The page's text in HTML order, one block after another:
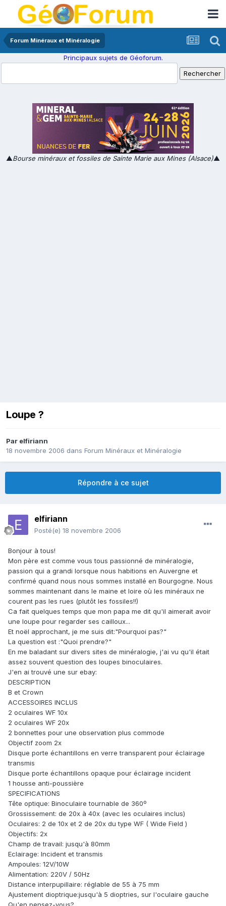
Forum Minéraux et Minéralogie
Principaux sujets de Géoforum.
▲Bourse minéraux et fossiles de Sainte Marie aux Mines (Alsace)▲
Loupe ?
Par elfiriann
18 novembre 2006 dans Forum Minéraux et Minéralogie
Répondre à ce sujet
elfiriann
Posté(e) 18 novembre 2006
Bonjour à tous!
Mon père est comme vous tous passionné de minéralogie,
passion qui a grandi lorsque nous habitions en Auvergne et
confirmé quand nous nous sommes installé en Bourgogne. Nous
sommes maintenant dans le maine et loire où les minéraux ne
courent pas les rues (plutôt les fossiles!!)
Ca fait quelques temps que mon papa me dit qu'il aimerait avoir
une loupe pour regarder ses cailloux...
Et noël approchant, je me suis dit:"Pourquoi pas?"
La question est :"Quoi prendre?"
En me baladant sur divers sites de minéralogie, j'ai vu qu'il était
assez souvent question des loupes binoculaires.
J'en ai trouvé une sur ebay:
DESCRIPTION
B et Crown
ACCESSOIRES INCLUS
2 oculaires WF 10x
2 oculaires WF 20x
2 bonnettes pour une observation plus commode
Objectif zoom 2x
Disque porte échantillons en verre transparent pour éclairage
transmis
Disque porte échantillons opaque pour éclairage incident
1 housse anti-poussière
SPECIFICATIONS
Tête optique: Binoculaire tournable de 360º
Grossissement: de 20x à 40x (avec les oculaires inclus)
Oculaires: 2 de 10x et 2 de 20x du type WF ( Wide Field )
Objectifs: 2x
Champ de travail: jusqu'à 80mm
Eclairage: Incident et transmis
Ampoules: 12V/10W
Alimentation: 220V / 50Hz
Distance interpupillaire: réglable de 55 à 75 mm
Ajustement dioptrique:jusqu'à 5 dioptries, sur l'oculaire gauche